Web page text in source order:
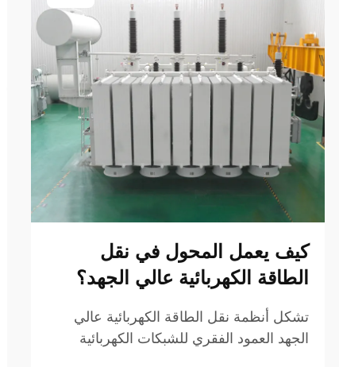
كيف يعمل المحول في نقل
الطاقة الكهربائية عالي الجهد؟
تشكل أنظمة نقل الطاقة الكهربائية عالي
الجهد العمود الفقري للشبكات الكهربائية